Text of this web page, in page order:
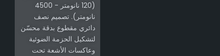
(120 نانومتر - 4500
نانومتر). تصميم نصف
دائري مقطوع بدقة محسّن
لتشكيل الحزمة الضوئية
وعاكسات الأشعة تحت